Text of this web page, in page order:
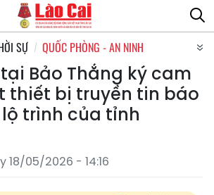
SỰ QUỐC PHÒNG - AN NINH
Bảo Thắng ký cam
thiết bị truyền tin báo
trình của tỉnh
18/05/2026 - 14:16